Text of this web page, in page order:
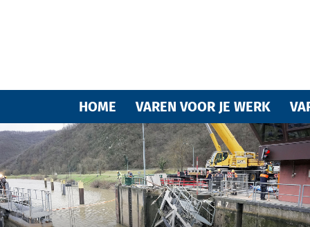
Varende
vrienden
HOME VAREN VOOR JE WERK